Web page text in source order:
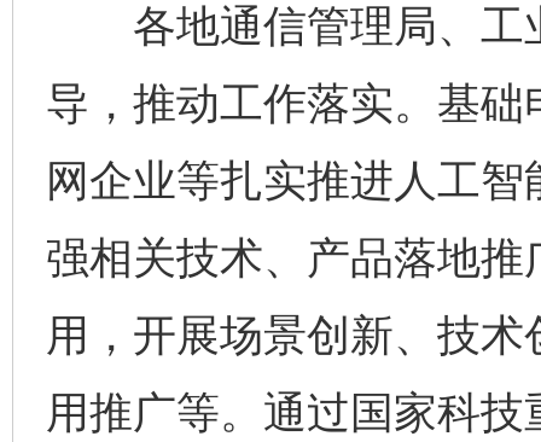
各地通信管理局、工
导，推动工作落实。基
网企业等扎实推进人工
强相关技术、产品落地
用，开展场景创新、技
用推广等。通过国家科